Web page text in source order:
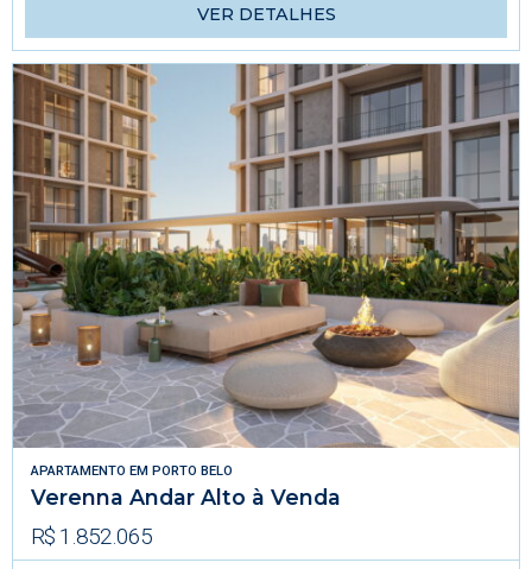
VER DETALHES
APARTAMENTO EM PORTO BELO
Verenna Andar Alto à Venda
R$ 1.852.065